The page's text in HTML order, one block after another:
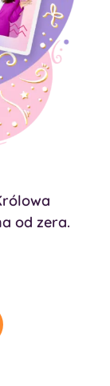
od zera.